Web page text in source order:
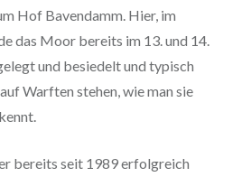
Hof Bavendamm. Hier, im
das Moor bereits im 13. und 14.
und besiedelt und typisch
Warften stehen, wie man sie
bereits seit 1989 erfolgreich